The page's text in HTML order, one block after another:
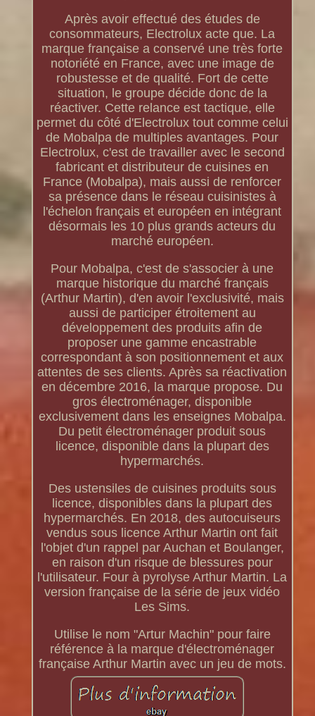
Après avoir effectué des études de
consommateurs, Electrolux acte que. La
marque française a conservé une très forte
notoriété en France, avec une image de
robustesse et de qualité. Fort de cette
situation, le groupe décide donc de la
réactiver. Cette relance est tactique, elle
permet du côté d'Electrolux tout comme celui
de Mobalpa de multiples avantages. Pour
Electrolux, c'est de travailler avec le second
fabricant et distributeur de cuisines en
France (Mobalpa), mais aussi de renforcer
sa présence dans le réseau cuisinistes à
l'échelon français et européen en intégrant
désormais les 10 plus grands acteurs du
marché européen.
Pour Mobalpa, c'est de s'associer à une
marque historique du marché français
(Arthur Martin), d'en avoir l'exclusivité, mais
aussi de participer étroitement au
développement des produits afin de
proposer une gamme encastrable
correspondant à son positionnement et aux
attentes de ses clients. Après sa réactivation
en décembre 2016, la marque propose. Du
gros électroménager, disponible
exclusivement dans les enseignes Mobalpa.
Du petit électroménager produit sous
licence, disponible dans la plupart des
hypermarchés.
Des ustensiles de cuisines produits sous
licence, disponibles dans la plupart des
hypermarchés. En 2018, des autocuiseurs
vendus sous licence Arthur Martin ont fait
l'objet d'un rappel par Auchan et Boulanger,
en raison d'un risque de blessures pour
l'utilisateur. Four à pyrolyse Arthur Martin. La
version française de la série de jeux vidéo
Les Sims.
Utilise le nom "Artur Machin" pour faire
référence à la marque d'électroménager
française Arthur Martin avec un jeu de mots.